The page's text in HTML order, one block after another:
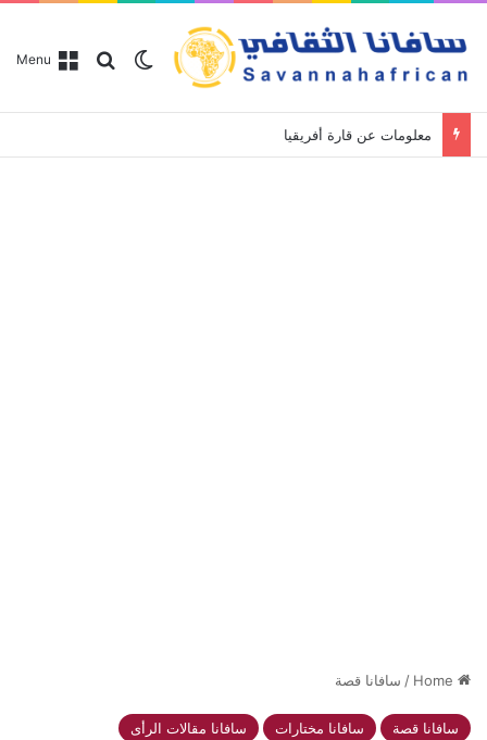
Menu
Search for
Switch skin
معلومات عن قارة أفريقيا
/ سافانا قصة
سافانا قصة سافانا مختارات سافانا مقالات الرأى